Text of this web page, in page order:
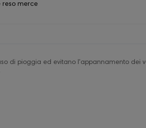
reso merce
di pioggia ed evitano l'appannamento dei